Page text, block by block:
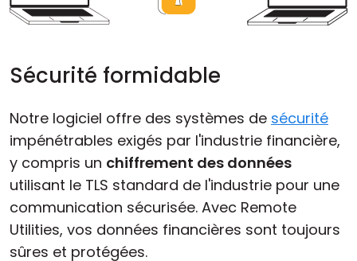
Sécurité formidable
Notre logiciel offre des systèmes de sécurité
impénétrables exigés par l'industrie financière,
y compris un chiffrement des données
utilisant le TLS standard de l'industrie pour une
communication sécurisée. Avec Remote
Utilities, vos données financières sont toujours
sûres et protégées.